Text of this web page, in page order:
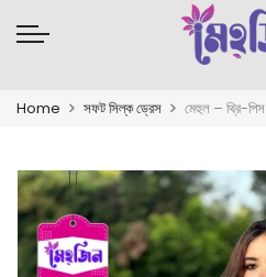
Home সফট সিল্ক ড্রেস মেহুল – থ্রি-পিস